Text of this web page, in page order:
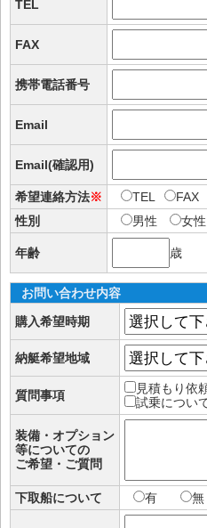
TEL
FAX
携帯電話番号
Email
Email(確認用)
希望連絡方法※ TEL FAX
性別
男性 女性
年齢 歳
お問い合わせ内容
購入希望時期
納艇希望地域
質問事項 見積もり依
試乗につい
装備・オプション
等についての
ご希望・ご質問
下取船について 有 無